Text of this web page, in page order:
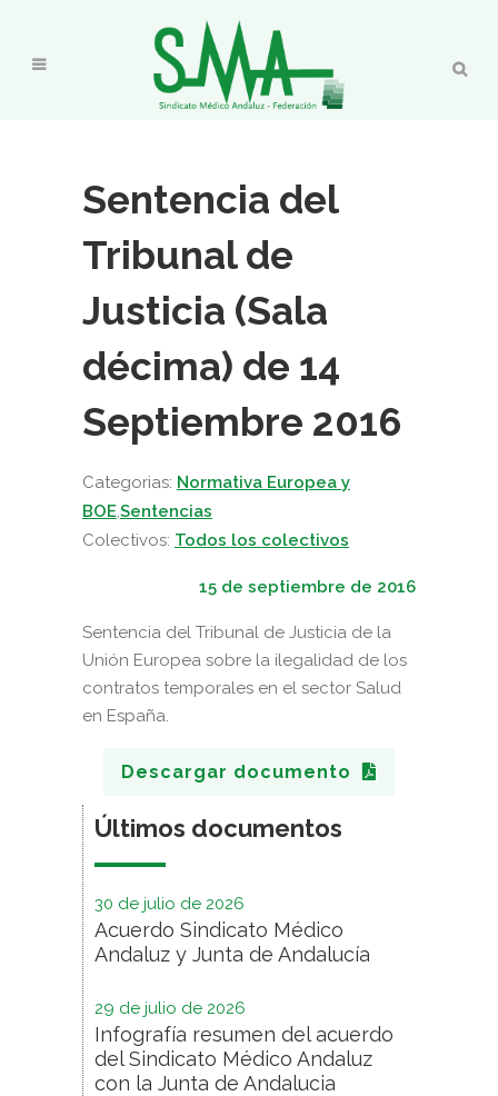
Sentencia del
Tribunal de
Justicia (Sala
décima) de 14
Septiembre 2016
Categorias: Normativa Europea y
BOE,Sentencias
Colectivos: Todos los colectivos
15 de septiembre de 2016
Sentencia del Tribunal de Justicia de la
Unión Europea sobre la ilegalidad de los
contratos temporales en el sector Salud
en España.
Descargar documento
Últimos documentos
30 de julio de 2026
Acuerdo Sindicato Médico
Andaluz y Junta de Andalucía
29 de julio de 2026
Infografía resumen del acuerdo
del Sindicato Médico Andaluz
con la Junta de Andalucia